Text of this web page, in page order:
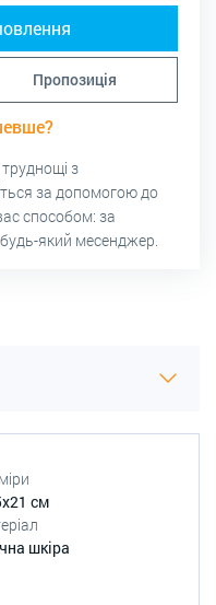
Пропозиція
з
за допомогою до
способом: за
який месенджер.
см
шкіра